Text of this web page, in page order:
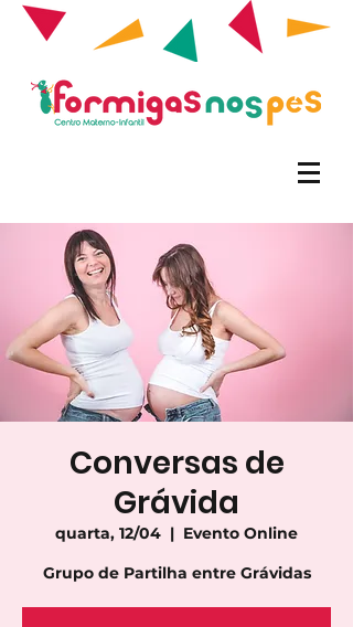
Conversas de
Grávida
quarta, 12/04
  |
Evento Online
Grupo de Partilha entre Grávidas